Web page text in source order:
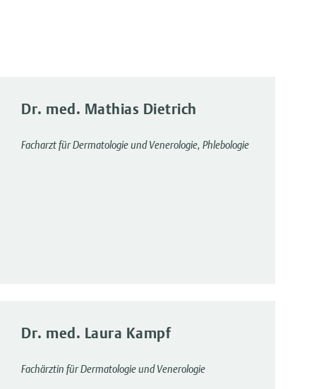
Dr. med. Mathias Dietrich
Facharzt für Dermatologie und Venerologie, Phlebologie
Dr. med. Laura Kampf
Fachärztin für Dermatologie und Venerologie